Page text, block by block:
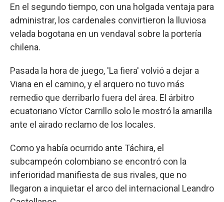
En el segundo tiempo, con una holgada ventaja para
administrar, los cardenales convirtieron la lluviosa
velada bogotana en un vendaval sobre la portería
chilena.
Pasada la hora de juego, 'La fiera' volvió a dejar a
Viana en el camino, y el arquero no tuvo más
remedio que derribarlo fuera del área. El árbitro
ecuatoriano Víctor Carrillo solo le mostró la amarilla
ante el airado reclamo de los locales.
Como ya había ocurrido ante Táchira, el
subcampeón colombiano se encontró con la
inferioridad manifiesta de sus rivales, que no
llegaron a inquietar el arco del internacional Leandro